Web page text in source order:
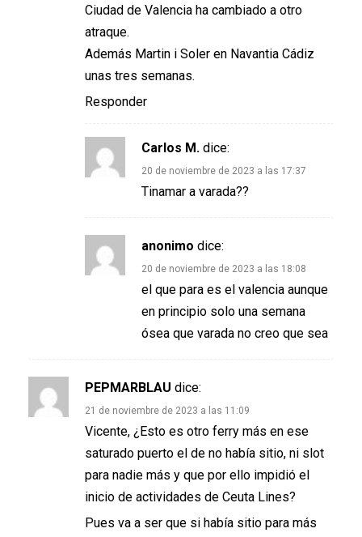
Ciudad de Valencia ha cambiado a otro
atraque.
Además Martin i Soler en Navantia Cádiz
unas tres semanas.
Responder
Carlos M. dice:
20 de noviembre de 2023 a las 17:37
Tinamar a varada??
anonimo dice:
20 de noviembre de 2023 a las 18:08
el que para es el valencia aunque
en principio solo una semana
ósea que varada no creo que sea
PEPMARBLAU dice:
21 de noviembre de 2023 a las 11:09
Vicente, ¿Esto es otro ferry más en ese
saturado puerto el de no había sitio, ni slot
para nadie más y que por ello impidió el
inicio de actividades de Ceuta Lines?
Pues va a ser que si había sitio para más